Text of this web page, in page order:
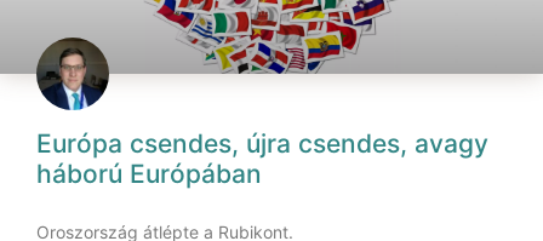
Európa csendes, újra csendes, avagy
háború Európában
Oroszország átlépte a Rubikont.